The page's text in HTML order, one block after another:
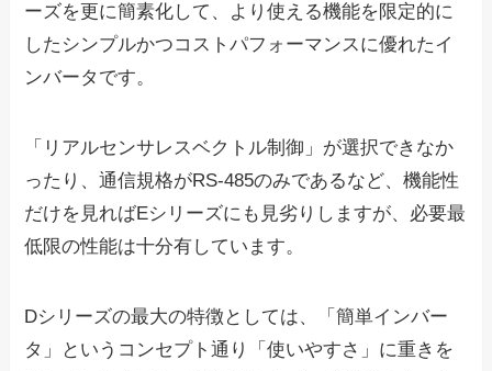
ーズを更に簡素化して、より使える機能を限定的に
した シンプルかつコストパフォーマンスに優れたイ
ンバータです。
「リアルセンサレスベクトル制御」が選択できなか
ったり、通信規格がRS-485のみであるなど、機能性
だけを見ればEシリーズにも見劣りしますが、必要最
低限の性能は十分有しています。
Dシリーズの最大の特徴としては、「簡単インバー
タ」というコンセプト通り「使いやすさ 」に重きを